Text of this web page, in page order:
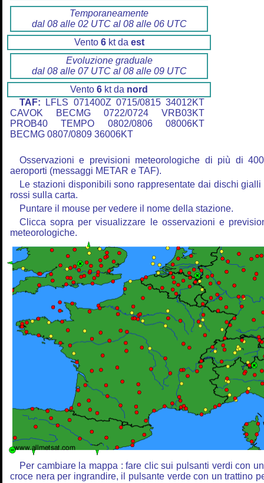
Temporaneamente
dal 08 alle 02 UTC al 08 alle 06 UTC
Vento 6kt da est
Evoluzione graduale
dal 08 alle 07 UTC al 08 alle 09 UTC
Vento 6 kt da nord
TAF: LFLS 071400Z 0715/0815 34012KT
CAVOK BECMG 0722/0724 VRB03KT
PROB40 TEMPO 0802/0806 08006KT
BECMG 0807/0809 36006KT
Osservazioni e previsioni meteorologiche di più di
aeroporti (messaggi METAR e TAF).
Le stazioni disponibili sono rappresentate dai dischi gialli
rossi sulla carta.
Puntare il mouse per vedere il nome della stazione.
Clicca sopra per visualizzare le osservazioni e
meteorologiche.
Per cambiare la mappa : fare clic sui pulsanti verdi con
croce nera per ingrandire, il pulsante verde con un trattino